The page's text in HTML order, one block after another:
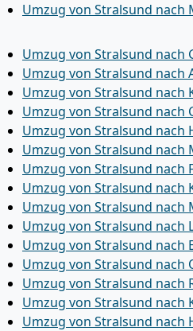
Umzug von Stralsund nach
Umzug von Stralsund nach
Umzug von Stralsund nach
Umzug von Stralsund nach
Umzug von Stralsund nach
Umzug von Stralsund nach
Umzug von Stralsund nach
Umzug von Stralsund nach
Umzug von Stralsund nach
Umzug von Stralsund nach
Umzug von Stralsund nach
Umzug von Stralsund nach
Umzug von Stralsund nach
Umzug von Stralsund nach
Umzug von Stralsund nach
Umzug von Stralsund nach